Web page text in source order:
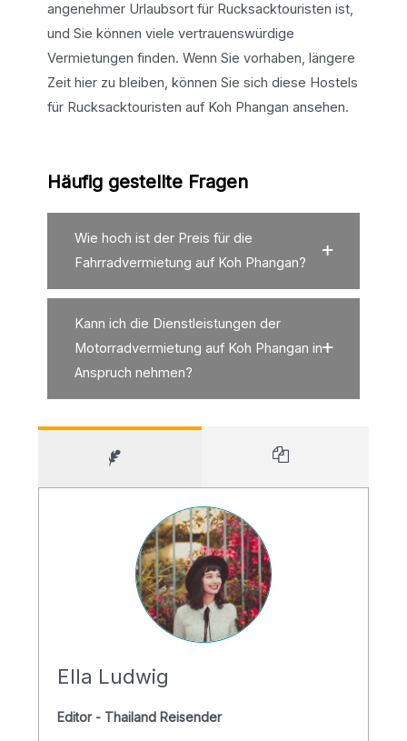
angenehmer Urlaubsort für Rucksacktouristen ist,
und Sie können viele vertrauenswürdige
Vermietungen finden. Wenn Sie vorhaben, längere
Zeit hier zu bleiben, können Sie sich diese Hostels
für Rucksacktouristen auf Koh Phangan ansehen.
Häufig gestellte Fragen
Wie hoch ist der Preis für die
Fahrradvermietung auf Koh Phangan?
Kann ich die Dienstleistungen der
Motorradvermietung auf Koh Phangan in
Anspruch nehmen?
Ella Ludwig
Editor - Thailand Reisender